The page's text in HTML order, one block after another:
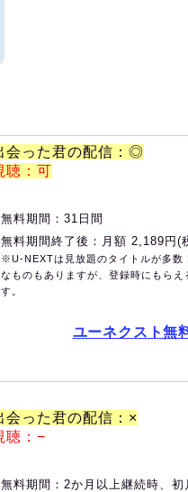
会った君の配信：◎
聴：可
無料期間：31日間
無料期間終了後：月額 2,189円(
※U-NEXTは見放題のタイトルが多数
なものもありますが、登録時にもら
す。
ユーネクスト無
会った君の配信：×
聴：−
無料期間：2か月以上継続時、初